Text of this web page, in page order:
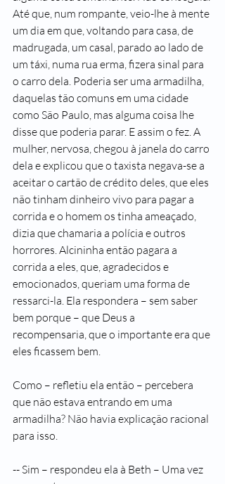
Até que, num rompante, veio-lhe à mente
um dia em que, voltando para casa, de
madrugada, um casal, parado ao lado de
um táxi, numa rua erma, fizera sinal para
o carro dela. Poderia ser uma armadilha,
daquelas tão comuns em uma cidade
como São Paulo, mas alguma coisa lhe
disse que poderia parar. E assim o fez. A
mulher, nervosa, chegou à janela do carro
dela e explicou que o taxista negava-se a
aceitar o cartão de crédito deles, que eles
não tinham dinheiro vivo para pagar a
corrida e o homem os tinha ameaçado,
dizia que chamaria a polícia e outros
horrores. Alcininha então pagara a
corrida a eles, que, agradecidos e
emocionados, queriam uma forma de
ressarci-la. Ela respondera – sem saber
bem porque – que Deus a
recompensaria, que o importante era que
eles ficassem bem.
Como – refletiu ela então – percebera
que não estava entrando em uma
armadilha? Não havia explicação racional
para isso.
-- Sim – respondeu ela à Beth – Uma vez